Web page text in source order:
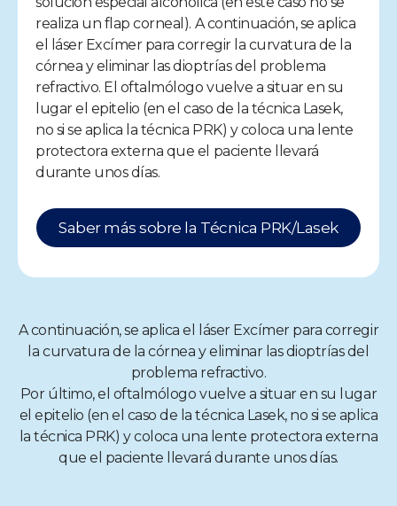
realiza un flap corneal). A continuación, se aplica
el láser Excímer para corregir la curvatura de la
córnea y eliminar las dioptrías del problema
refractivo. El oftalmólogo vuelve a situar en su
lugar el epitelio (en el caso de la técnica Lasek,
no si se aplica la técnica PRK) y coloca una lente
protectora externa que el paciente llevará
durante unos días.
Saber más sobre la Técnica PRK/Lasek
A continuación, se aplica el láser Excímer para corregir
la curvatura de la córnea y eliminar las dioptrías del
problema refractivo.
Por último, el oftalmólogo vuelve a situar en su lugar
el epitelio (en el caso de la técnica Lasek, no si se aplica
la técnica PRK) y coloca una lente protectora externa
que el paciente llevará durante unos días.